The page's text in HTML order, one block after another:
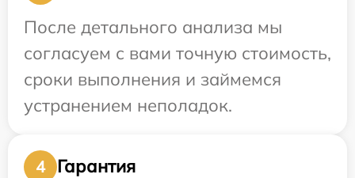
После детального анализа мы
согласуем с вами точную стоимость,
сроки выполнения и займемся
устранением неполадок.
4
Гарантия